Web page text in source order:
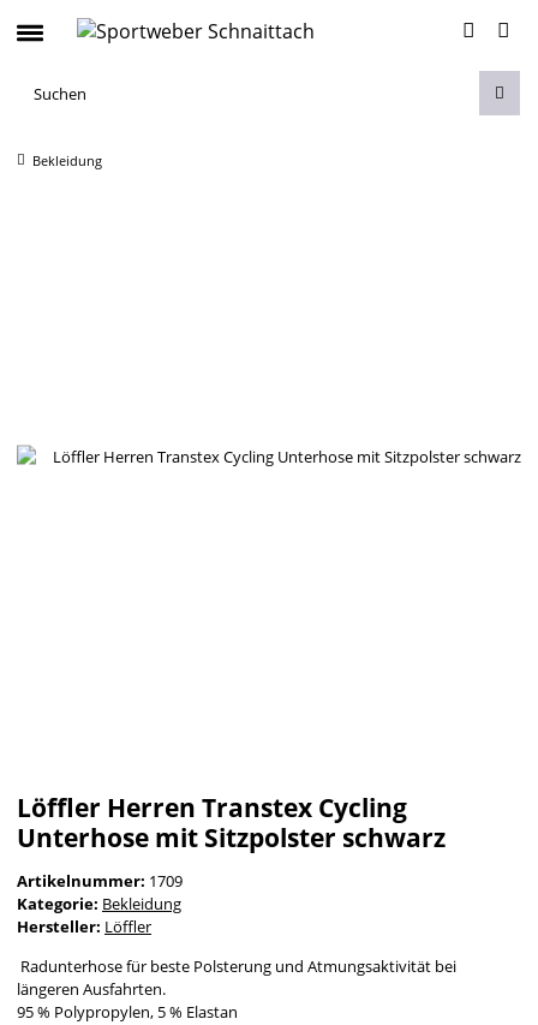
Bekleidung
Löffler Herren Transtex Cycling
Unterhose mit Sitzpolster schwarz
Artikelnummer: 1709
Kategorie: Bekleidung
Hersteller: Löffler
Radunterhose für beste Polsterung und Atmungsaktivität bei
längeren Ausfahrten.
95 % Polypropylen, 5 % Elastan